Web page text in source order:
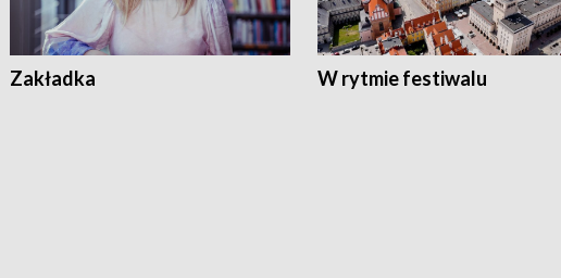
Zakładka W rytmie festiwalu